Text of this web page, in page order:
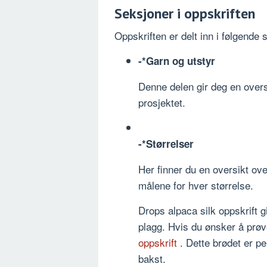
Seksjoner i oppskriften
Oppskriften er delt inn i følgende
-*Garn og utstyr
Denne delen gir deg en
prosjektet.
-*Størrelser
Her finner du en oversikt
målene for hver størrelse.
Drops alpaca silk oppskrift
plagg. Hvis du ønsker å
oppskrift . Dette brødet er
bakst.